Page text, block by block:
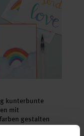
kunterbunte
mit
gestalten